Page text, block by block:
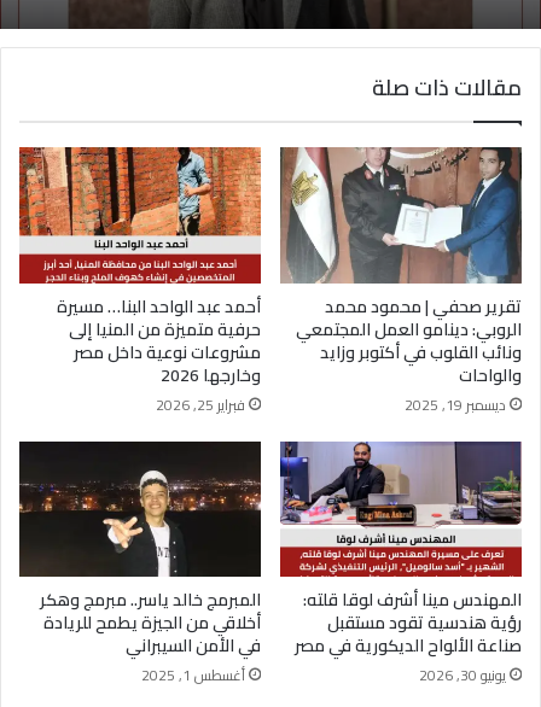
مقالات ذات صلة
تقرير صحفي | محمود محمد
الروبي: دينامو العمل المجتمعي
ونائب القلوب في أكتوبر وزايد
والواحات
ديسمبر 19, 2025
أحمد عبد الواحد البنا… مسيرة
حرفية متميزة من المنيا إلى
مشروعات نوعية داخل مصر
وخارجها 2026
فبراير 25, 2026
المهندس مينا أشرف لوقا قلته:
رؤية هندسية تقود مستقبل
صناعة الألواح الديكورية في مصر
يونيو 30, 2026
المبرمج خالد ياسر.. مبرمج وهكر
أخلاقي من الجيزة يطمح للريادة
في الأمن السيبراني
أغسطس 1, 2025